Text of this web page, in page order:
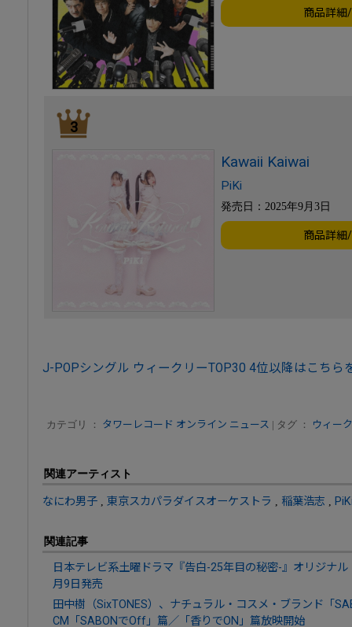
商品詳細
3
Kawaii Kaiwai
PiKi
発売日：2025年9月3日
商品詳細
J-POPシングル ウィークリーTOP30 4位以降はこちら
カテゴリ ： タワーレコード オンライン ニュース | タグ ： ウィー
関連アーティスト
なにわ男子 , 東京スカパラダイスオーケストラ , 稲葉浩志 ,
関連記事
日本テレビ系土曜ドラマ『告白-25年目の秘密-』オリジナ
月9日発売
田中樹（SixTONES）、ナチュラル・コスメ・ブランド「
CM「SABONでOff」篇／「香りでON」篇放映開始